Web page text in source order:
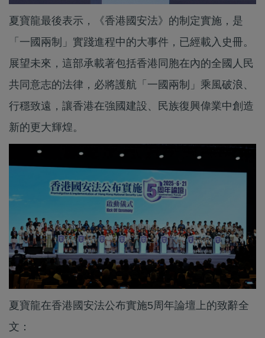
夏寶龍最後表示，《香港國安法》的制定實施，是
「一國兩制」實踐進程中的大事件，已經載入史冊。
展望未來，這部承載著包括香港同胞在內的全國人民
共同意志的法律，必將護航「一國兩制」乘風破浪、
行穩致遠，讓香港在強國建設、民族復興偉業中創造
新的更大輝煌。
夏寶龍在香港國安法公布實施5周年論壇上的致辭全
文：